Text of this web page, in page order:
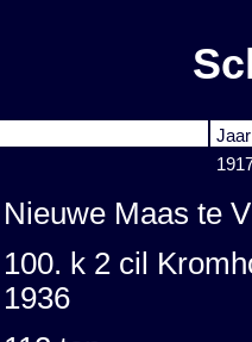
Nieuwe Maas te
100. k 2 cil
1936